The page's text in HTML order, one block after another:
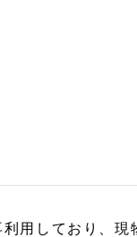
用しており、現